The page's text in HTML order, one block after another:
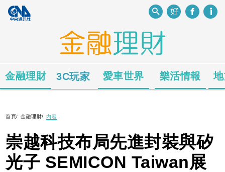
金融理財 3C玩家 愛車世界 樂活情報
首頁/ 金融理財/ 內容
崇越科技布局先進封裝與矽
光子 SEMICON Taiwan展